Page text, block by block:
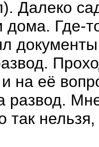
Далеко
дома. Где-
на её
развод.
так